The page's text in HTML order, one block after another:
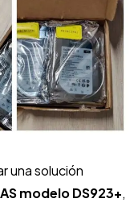
una solución
modelo DS923+,